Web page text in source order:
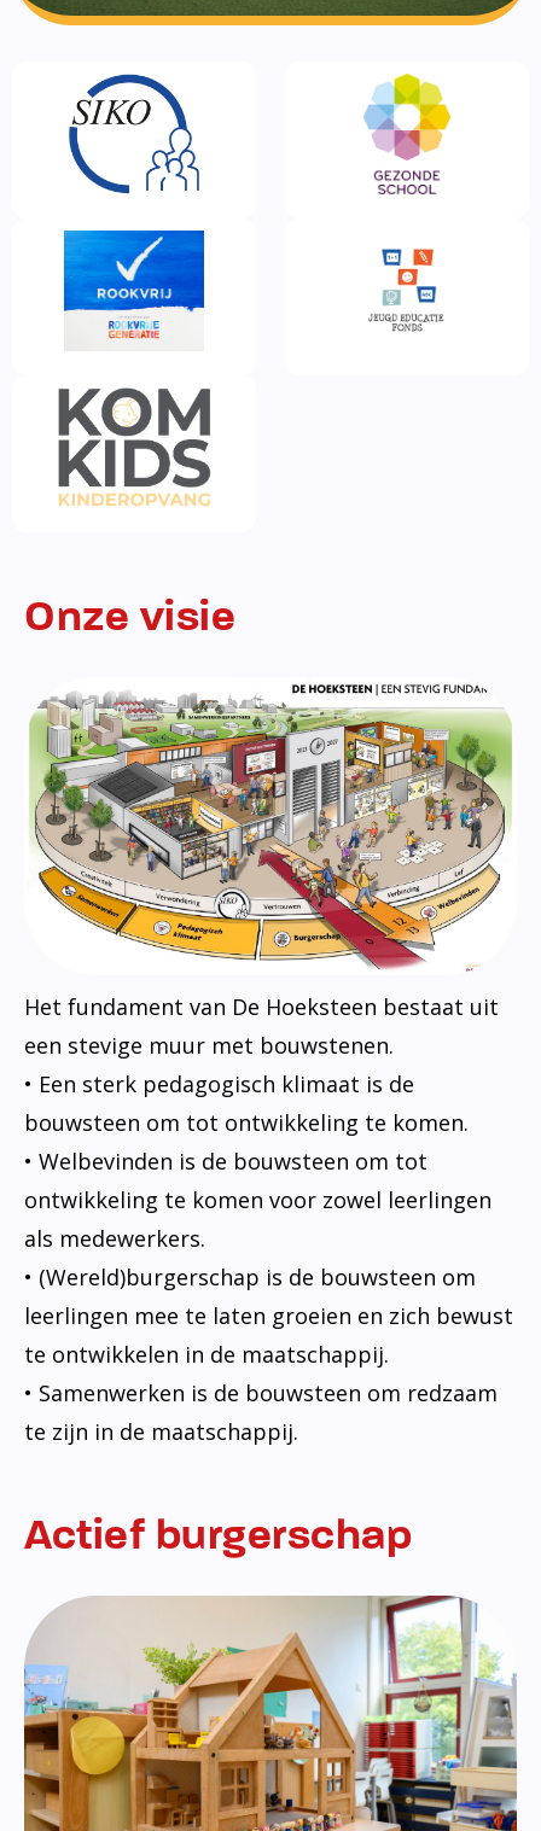
Onze visie
Het fundament van De Hoeksteen bestaat uit
een stevige muur met bouwstenen.
• Een sterk pedagogisch klimaat is de
bouwsteen om tot ontwikkeling te komen.
• Welbevinden is de bouwsteen om tot
ontwikkeling te komen voor zowel leerlingen
als medewerkers.
• (Wereld)burgerschap is de bouwsteen om
leerlingen mee te laten groeien en zich bewust
te ontwikkelen in de maatschappij.
• Samenwerken is de bouwsteen om redzaam
te zijn in de maatschappij.
Actief burgerschap